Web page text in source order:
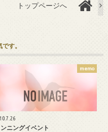
トップページへ
す。
memo
ニングイベント